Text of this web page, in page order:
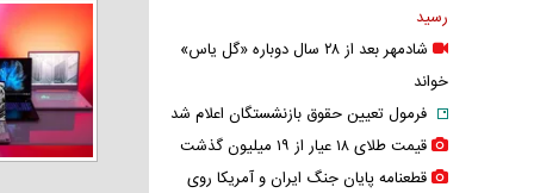
رسید
شادمهر بعد از ۲۸ سال دوباره «گل یاس»
خواند
فرمول تعیین حقوق بازنشستگان اعلام شد
قیمت طلای ۱۸ عیار از ۱۹ میلیون گذشت
قطعنامه پایان جنگ ایران و آمریکا روی